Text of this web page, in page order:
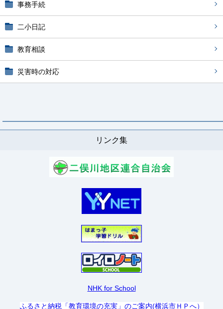
事務手続
二小日記
教育相談
災害時の対応
リンク集
NHK for School
ふるさと納税「教育環境の充実」のご案内(横浜市ＨＰへ）